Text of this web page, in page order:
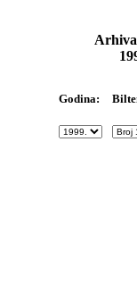
Godina: